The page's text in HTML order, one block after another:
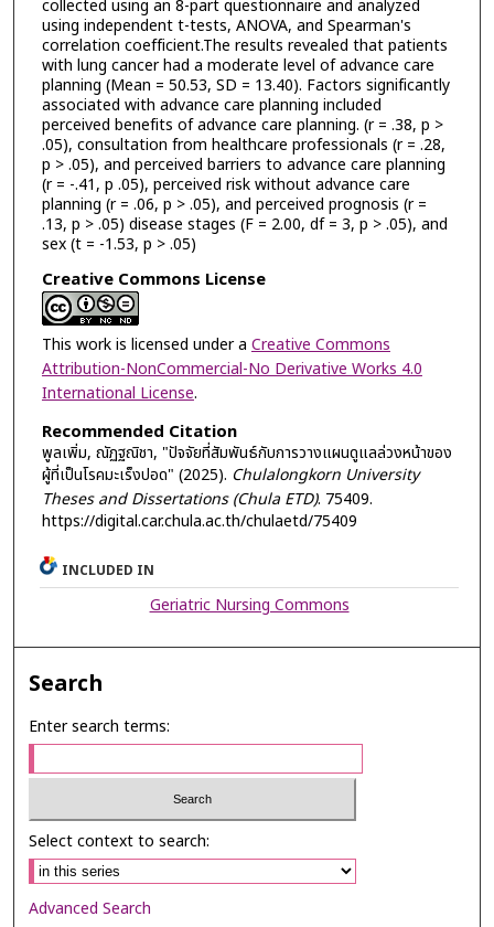
collected using an 8-part questionnaire and analyzed
using independent t-tests, ANOVA, and Spearman's
correlation coefficient.The results revealed that patients
with lung cancer had a moderate level of advance care
planning (Mean = 50.53, SD = 13.40). Factors significantly
associated with advance care planning included
perceived benefits of advance care planning. (r = .38, p >
.05), consultation from healthcare professionals (r = .28,
p > .05), and perceived barriers to advance care planning
(r = -.41, p .05), perceived risk without advance care
planning (r = .06, p > .05), and perceived prognosis (r =
.13, p > .05) disease stages (F = 2.00, df = 3, p > .05), and
sex (t = -1.53, p > .05)
Creative Commons License
This work is licensed under a Creative Commons
Attribution-NonCommercial-No Derivative Works 4.0
International License.
Recommended Citation
พูลเพิ่ม, ณัฏฐณิชา, "ปัจจัยที่สัมพันธ์กับการวางแผนดูแลล่วงหน้าของ
ผู้ที่เป็นโรคมะเร็งปอด" (2025). Chulalongkorn University
Theses and Dissertations (Chula ETD). 75409.
https://digital.car.chula.ac.th/chulaetd/75409
INCLUDED IN
Geriatric Nursing Commons
Search
Enter search terms:
Select context to search:
Advanced Search